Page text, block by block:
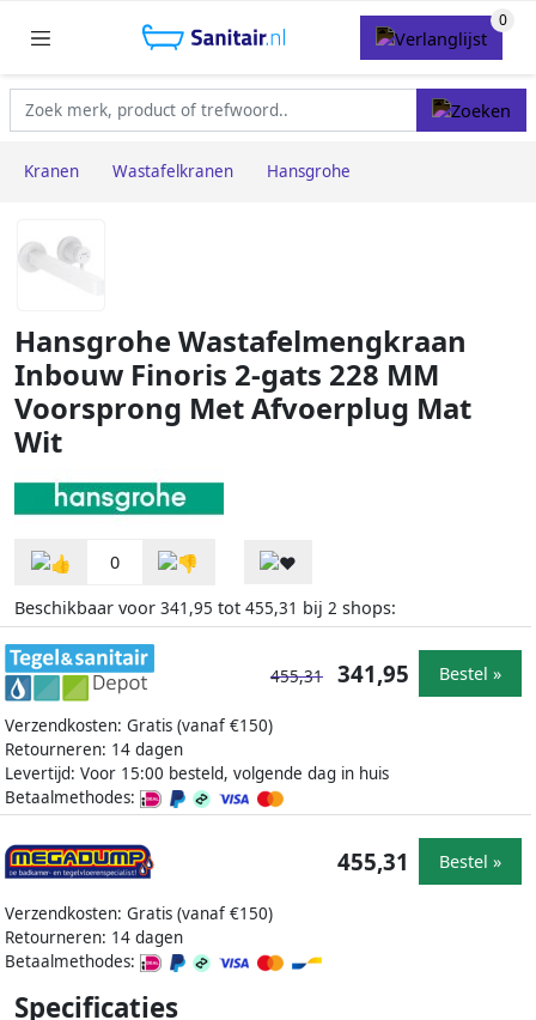
Kranen Wastafelkranen Hansgrohe
Hansgrohe Wastafelmengkraan
Inbouw Finoris 2-gats 228 MM
Voorsprong Met Afvoerplug Mat
Wit
0
Beschikbaar voor 341,95 tot 455,31 bij 2 shops:
Verzendkosten: Gratis (vanaf €150)
Retourneren: 14 dagen
Levertijd: Voor 15:00 besteld, volgende dag in huis
Betaalmethodes:
455,31 341,95 Bestel »
Verzendkosten: Gratis (vanaf €150)
Retourneren: 14 dagen
Betaalmethodes:
455,31 Bestel »
Specificaties